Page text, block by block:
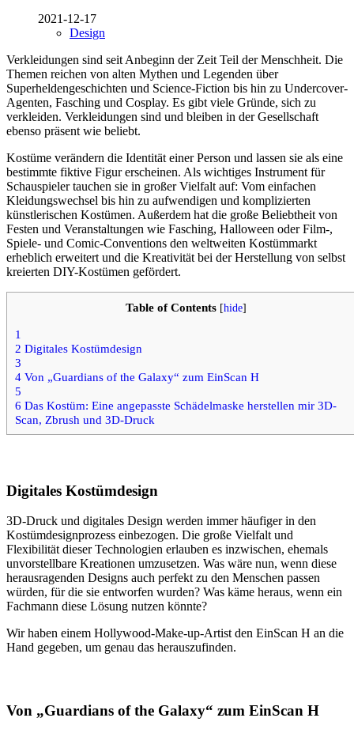
2021-12-17
Design
Verkleidungen sind seit Anbeginn der Zeit Teil der Menschheit. Die
Themen reichen von alten Mythen und Legenden über
Superheldengeschichten und Science-Fiction bis hin zu Undercover-
Agenten, Fasching und Cosplay. Es gibt viele Gründe, sich zu
verkleiden. Verkleidungen sind und bleiben in der Gesellschaft
ebenso präsent wie beliebt.
Kostüme verändern die Identität einer Person und lassen sie als eine
bestimmte fiktive Figur erscheinen. Als wichtiges Instrument für
Schauspieler tauchen sie in großer Vielfalt auf: Vom einfachen
Kleidungswechsel bis hin zu aufwendigen und komplizierten
künstlerischen Kostümen. Außerdem hat die große Beliebtheit von
Festen und Veranstaltungen wie Fasching, Halloween oder Film-,
Spiele- und Comic-Conventions den weltweiten Kostümmarkt
erheblich erweitert und die Kreativität bei der Herstellung von selbst
kreierten DIY-Kostümen gefördert.
Table of Contents [hide]
1
2 Digitales Kostümdesign
3
4 Von „Guardians of the Galaxy“ zum EinScan H
5
6 Das Kostüm: Eine angepasste Schädelmaske herstellen mir 3D-
Scan, Zbrush und 3D-Druck
Digitales Kostümdesign
3D-Druck und digitales Design werden immer häufiger in den
Kostümdesignprozess einbezogen. Die große Vielfalt und
Flexibilität dieser Technologien erlauben es inzwischen, ehemals
unvorstellbare Kreationen umzusetzen. Was wäre nun, wenn diese
herausragenden Designs auch perfekt zu den Menschen passen
würden, für die sie entworfen wurden? Was käme heraus, wenn ein
Fachmann diese Lösung nutzen könnte?
Wir haben einem Hollywood-Make-up-Artist den EinScan H an die
Hand gegeben, um genau das herauszufinden.
Von „Guardians of the Galaxy“ zum EinScan H